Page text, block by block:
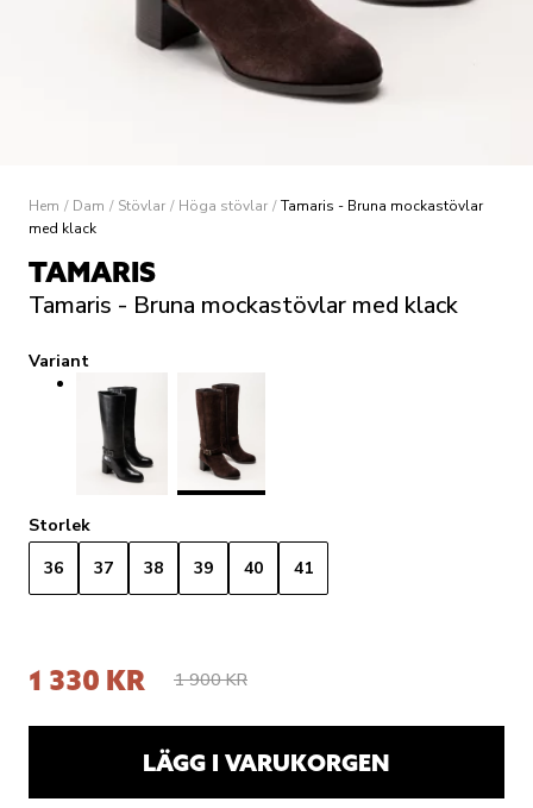
Hem / Dam / Stövlar / Höga stövlar / Tamaris - Bruna mockastövlar
med klack
TAMARIS
Tamaris - Bruna mockastövlar med klack
Variant
Storlek
36
37 38 39 40 41
1 330 KR 1 900 KR
LÄGG I VARUKORGEN